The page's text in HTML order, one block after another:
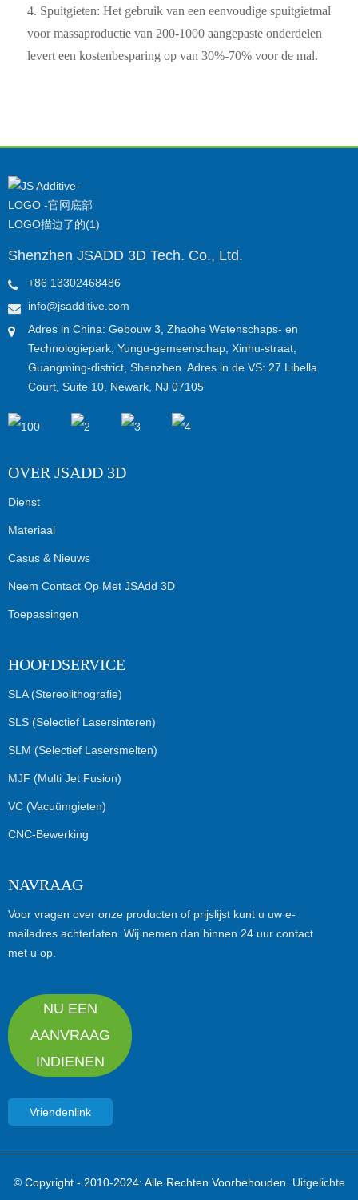
4. Spuitgieten: Het gebruik van een eenvoudige spuitgietmal
voor massaproductie van 200-1000 aangepaste onderdelen
levert een kostenbesparing op van 30%-70% voor de mal.
Shenzhen JSADD 3D Tech. Co., Ltd.
+86 13302468486
info@jsadditive.com
Adres in China: Gebouw 3, Zhaohe Wetenschaps- en
Technologiepark, Yungu-gemeenschap, Xinhu-straat,
Guangming-district, Shenzhen. Adres in de VS: 27 Libella
Court, Suite 10, Newark, NJ 07105
OVER JSADD 3D
Dienst
Materiaal
Casus & Nieuws
Neem Contact Op Met JSAdd 3D
Toepassingen
HOOFDSERVICE
SLA (Stereolithografie)
SLS (Selectief Lasersinteren)
SLM (Selectief Lasersmelten)
MJF (Multi Jet Fusion)
VC (Vacuümgieten)
CNC-Bewerking
NAVRAAG
Voor vragen over onze producten of prijslijst kunt u uw e-
mailadres achterlaten. Wij nemen dan binnen 24 uur contact
met u op.
NU EEN
AANVRAAG
INDIENEN
Vriendenlink
© Copyright - 2010-2024: Alle Rechten Voorbehouden.
Uitgelichte